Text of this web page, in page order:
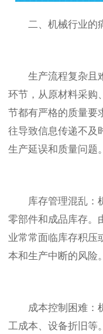
二、机械行业的
生产流程复杂且难
环节，从原材料采购
节都有严格的质量要
往导致信息传递不及
生产延误和质量问题。
库存管理混乱：机
零部件和成品库存。
业常常面临库存积压
本和生产中断的风险。
成本控制困难：机
工成本、设备折旧等